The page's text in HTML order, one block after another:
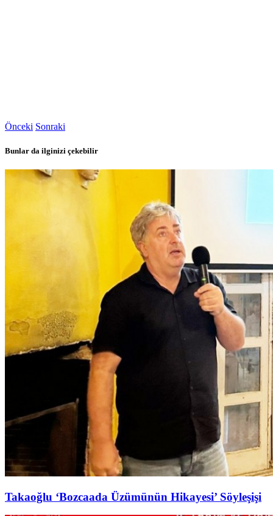
Önceki Sonraki
Bunlar da ilginizi çekebilir
Takaoğlu ‘Bozcaada Üzümünün Hikayesi’ Söyleşişi